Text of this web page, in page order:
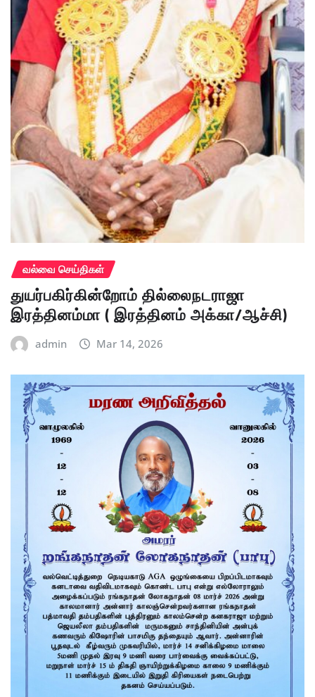
வல்வை செய்திகள்
துயர்பகிர்கின்றோம் தில்லைநடராஜா
இரத்தினம்மா ( இரத்தினம் அக்கா/ஆச்சி)
admin Mar 14, 2026